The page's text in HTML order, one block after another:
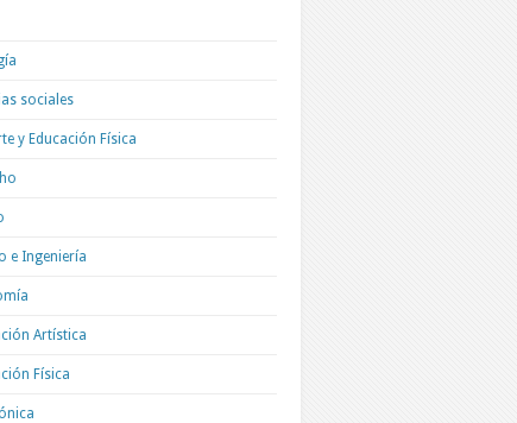
sociales
y Educación Física
e Ingeniería
Artística
Física